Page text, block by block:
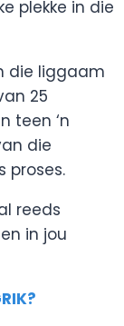
plekke in die
die liggaam
25
teen ‘n
die
proses.
reeds
in jou